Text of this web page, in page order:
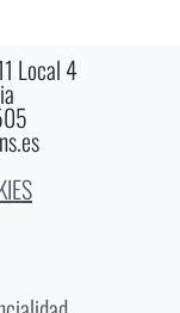
Local 4